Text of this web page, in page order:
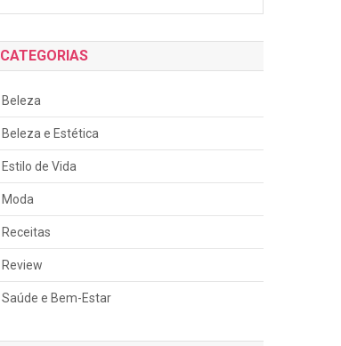
CATEGORIAS
Beleza
Beleza e Estética
Estilo de Vida
Moda
Receitas
Review
Saúde e Bem-Estar